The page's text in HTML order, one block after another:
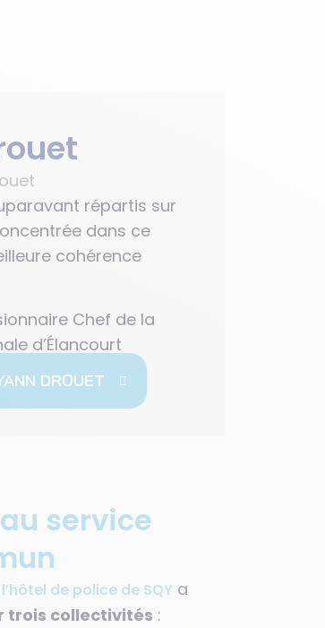
répartis sur
dans ce
cohérence
Chef de la
d’Élancourt
DROUET
service
l’hôtel de police de SQY a
trois collectivités :